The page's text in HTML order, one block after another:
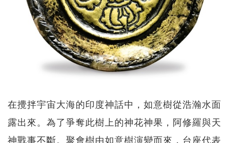
在攪拌宇宙大海的印度神話中，如意樹從浩瀚水面
露出來。為了爭奪此樹上的神花神果，阿修羅與天
神戰事不斷。聚會樹由如意樹演變而來，台座代表